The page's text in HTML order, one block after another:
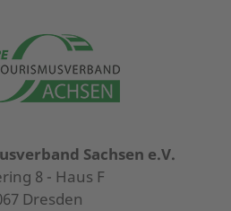
Sachsen e.V.
8 - Haus F
Dresden